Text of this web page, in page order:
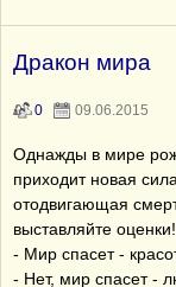
Дракон мира
0 09.06.2015
Однажды в мире
приходит новая
отодвигающая
выставляйте
- Мир спасет -
- Нет, мир спасет -